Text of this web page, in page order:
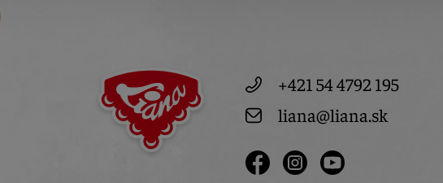
+421 54 4792 195
liana@liana.sk